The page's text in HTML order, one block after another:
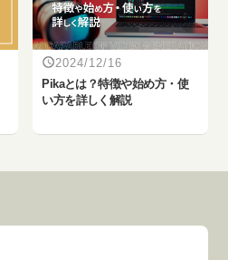
2024/12/16
Pikaとは？特徴や始め方・使
い方を詳しく解説